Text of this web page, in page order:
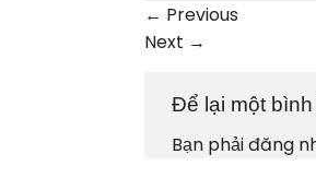
← Previous
Next →
Để lại một bình
Bạn phảiđăng